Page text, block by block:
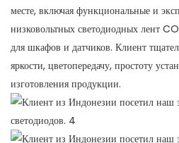
месте, включая функциональные и
низковольтных светодиодных лент
для шкафов и датчиков. Клиент
яркости, цветопередачу, простоту
изготовления продукции.